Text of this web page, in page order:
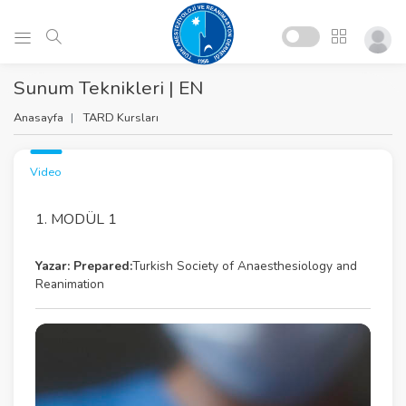
Sunum Teknikleri | EN
Anasayfa TARD Kursları
Video
1. MODÜL 1
Yazar: Prepared:Turkish Society of Anaesthesiology and
Reanimation